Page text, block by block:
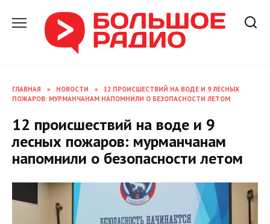
содержанию
ГЛАВНАЯ » НОВОСТИ »
12 ПРОИСШЕСТВИЙ НА ВОДЕ И 9 ЛЕСНЫХ
ПОЖАРОВ: МУРМАНЧАНАМ НАПОМНИЛИ О БЕЗОПАСНОСТИ ЛЕТОМ
12 происшествий на воде и 9
лесных пожаров: мурманчанам
напомнили о безопасности летом